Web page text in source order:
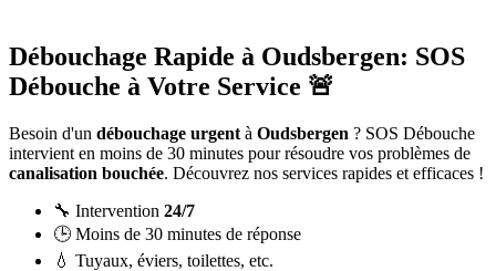
Débouchage Rapide à Oudsbergen: SOS
Débouche à Votre Service 🚨
Besoin d'un débouchage urgent à Oudsbergen ? SOS Débouche
intervient en moins de 30 minutes pour résoudre vos problèmes de
canalisation bouchée. Découvrez nos services rapides et efficaces !
🔧 Intervention 24/7
🕒 Moins de 30 minutes de réponse
💧 Tuyaux, éviers, toilettes, etc.